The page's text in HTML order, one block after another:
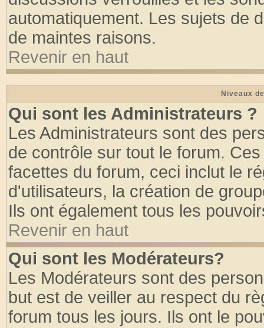
automatiquement. Les sujets de
de maintes raisons.
Revenir en haut
Niveaux
Qui sont les Administrateurs ?
Les Administrateurs sont des
de contrôle sur tout le forum.
facettes du forum, ceci inclut le
d'utilisateurs, la création de
Ils ont également tous les
Revenir en haut
Qui sont les Modérateurs?
Les Modérateurs sont des
but est de veiller au respect du
forum tous les jours. Ils ont le